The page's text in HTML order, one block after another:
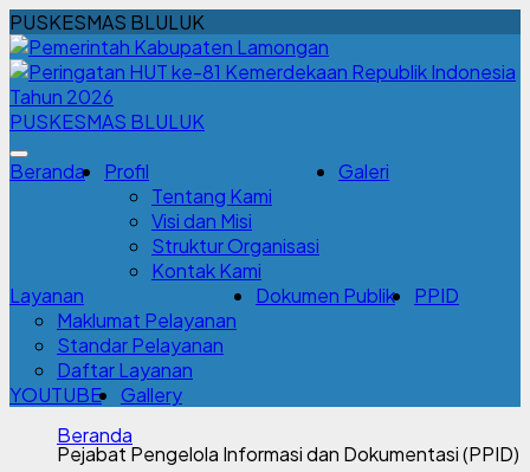
PUSKESMAS BLULUK
PUSKESMAS BLULUK
Beranda
Profil
Tentang Kami
Visi dan Misi
Struktur Organisasi
Kontak Kami
Galeri
Layanan
Maklumat Pelayanan
Standar Pelayanan
Daftar Layanan
Dokumen Publik PPID
YOUTUBE
Gallery
Beranda
Pejabat Pengelola Informasi dan Dokumentasi (PPID)